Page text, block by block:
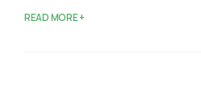
READ MORE +